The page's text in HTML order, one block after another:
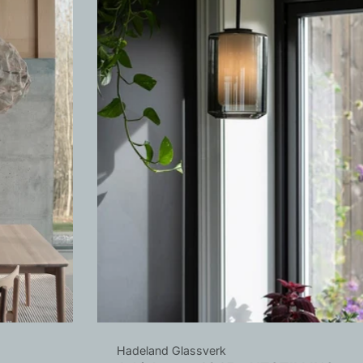
Leverandør:
Hadeland Glassverk